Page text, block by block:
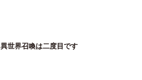
異世界召喚は二度目です